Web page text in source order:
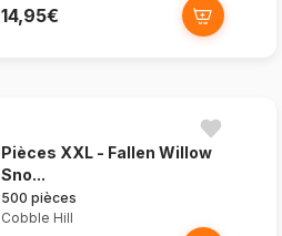
14,95€
Pièces XXL - Fallen Willow
Sno...
500 pièces
Cobble Hill